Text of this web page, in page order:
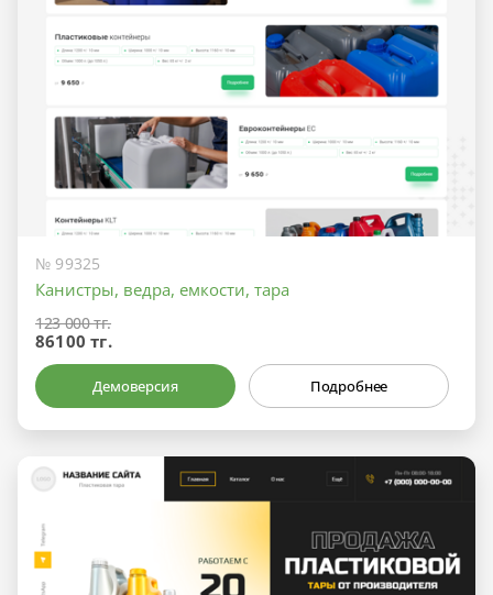
№ 99325
Канистры, ведра, емкости, тара
123 000 тг.
86100 тг.
Демоверсия Подробнее